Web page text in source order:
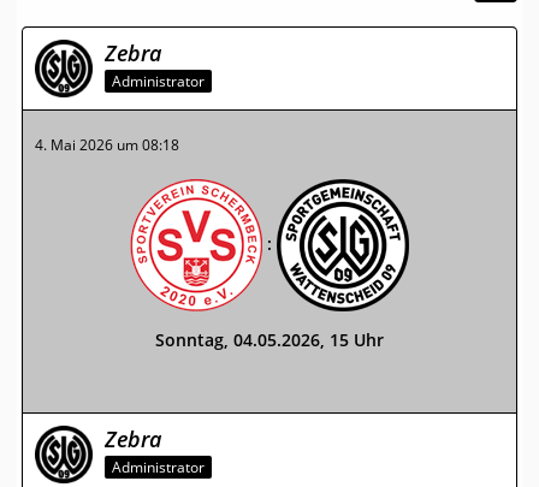
Zebra
Administrator
4. Mai 2026 um 08:18
:
Sonntag, 04.05.2026, 15 Uhr
Zebra
Administrator